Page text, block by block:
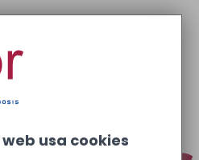
usa cookies